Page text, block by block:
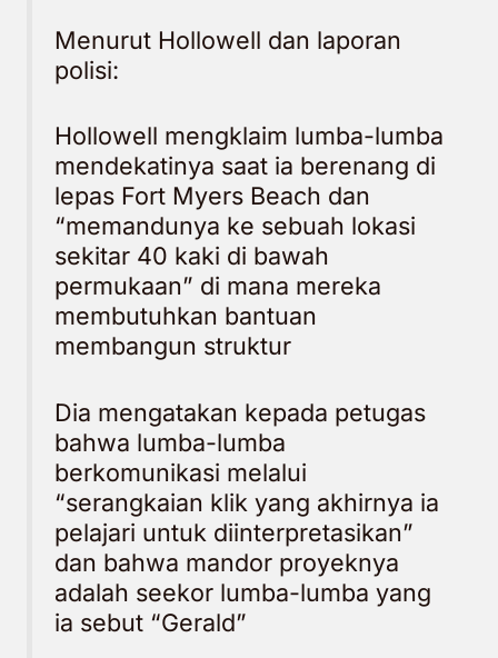
Menurut Hollowell dan laporan
polisi:
Hollowell mengklaim lumba-lumba
mendekatinya saat ia berenang di
lepas Fort Myers Beach dan
“memandunya ke sebuah lokasi
sekitar 40 kaki di bawah
permukaan” di mana mereka
membutuhkan bantuan
membangun struktur
Dia mengatakan kepada petugas
bahwa lumba-lumba
berkomunikasi melalui
“serangkaian klik yang akhirnya ia
pelajari untuk diinterpretasikan”
dan bahwa mandor proyeknya
adalah seekor lumba-lumba yang
ia sebut “Gerald”